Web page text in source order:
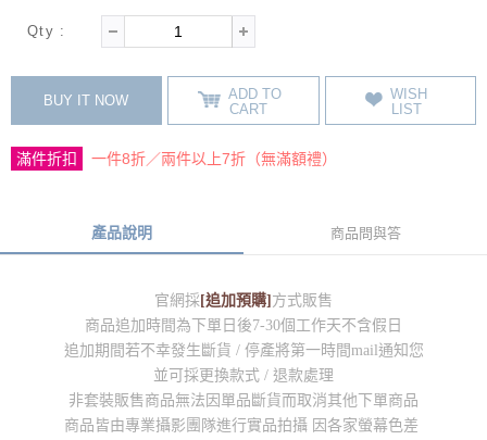
Qty :
BUY IT NOW
ADD TO
CART
WISH
LIST
滿件折扣 一件8折／兩件以上7折（無滿額禮）
產品說明 商品問與答
官網採 [追加預購] 方式販售
商品追加時間為下單日後7-30個工作天不含假日
追加期間若不幸發生斷貨 / 停產將第一時間mail通知您
並可採更換款式 / 退款處理
非套裝販售商品無法因單品斷貨而取消其他下單商品
商品皆由專業攝影團隊進行實品拍攝 因各家螢幕色差